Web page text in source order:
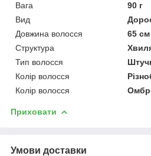
Вага
90 г
Вид
Довжина волосся
65 см
Структура
Тип волосся
Колір волосся
Колір волосся
Приховати
Умови доставки